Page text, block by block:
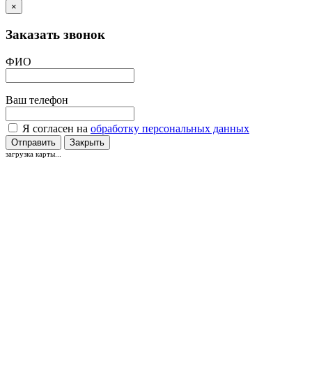
×
Заказать звонок
ФИО
Ваш телефон
Я согласен на обработку персональных данных
Отправить Закрыть
загрузка карты...